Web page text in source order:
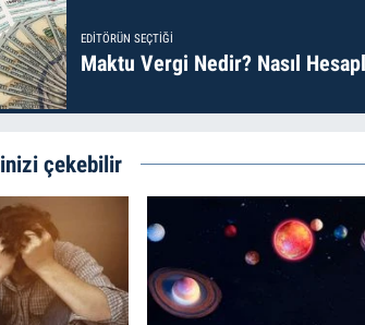
EDITÖRÜN SEÇTIĞI
Maktu Vergi Nedir? Nasıl
çekebilir